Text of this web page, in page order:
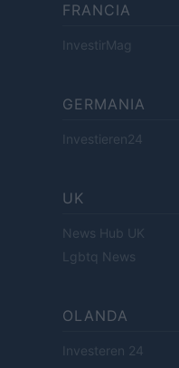
FRANCIA
InvestirMag
GERMANIA
Investieren24
UK
News Hub UK
Lgbtq News
OLANDA
Investeren 24